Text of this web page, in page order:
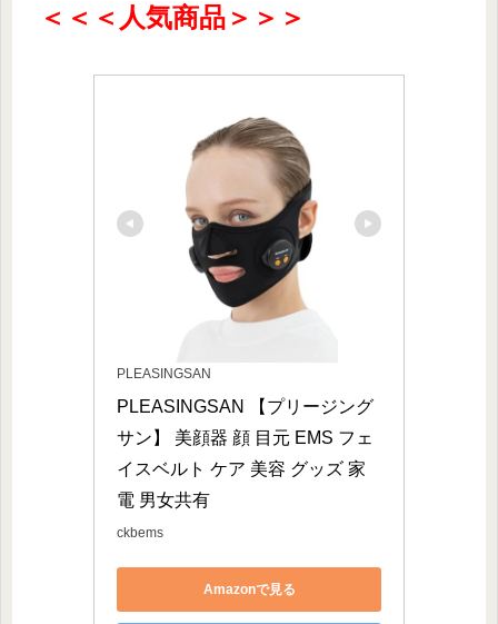
＜＜＜人気商品＞＞＞
PLEASINGSAN
PLEASINGSAN 【プリージング
サン】 美顔器 顔 目元 EMS フェ
イスベルト ケア 美容 グッズ 家
電 男女共有
ckbems
Amazonで見る